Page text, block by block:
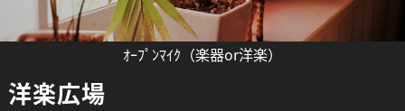
ｵｰﾌﾟﾝﾏｲｸ（楽器or洋楽）
洋楽広場